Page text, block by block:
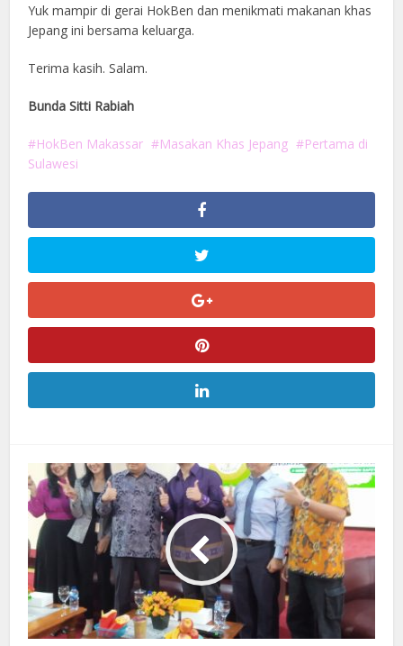
Yuk mampir di gerai HokBen dan menikmati makanan khas
Jepang ini bersama keluarga.
Terima kasih. Salam.
Bunda Sitti Rabiah
HokBen Makassar Masakan Khas Jepang
Pertama di
Sulawesi